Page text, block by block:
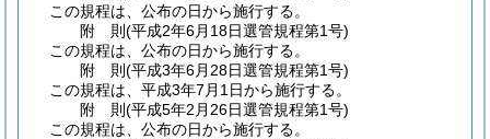
この規程は、公布の日から施行する。
附 則(平成2年6月18日選管規程第1号)
この規程は、公布の日から施行する。
附 則(平成3年6月28日選管規程第1号)
この規程は、平成3年7月1日から施行する。
附 則(平成5年2月26日選管規程第1号)
この規程は、公布の日から施行する。